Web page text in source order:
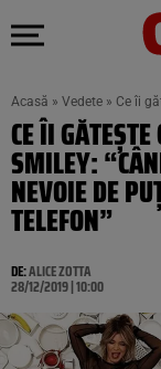
Acasă » Vedete » Ce îi
CE ÎI
SMILEY:
NEVOIE DE
TELEFON”
DE:ALICE ZOTTA
28/12/2019 | 10:00